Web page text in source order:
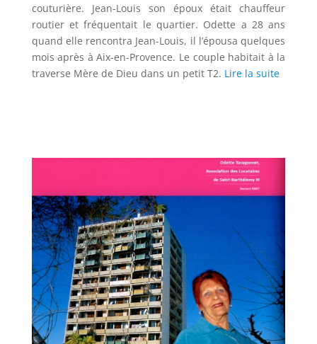
couturière. Jean-Louis son époux était chauffeur
routier et fréquentait le quartier. Odette a 28 ans
quand elle rencontra Jean-Louis, il l’épousa quelques
mois après à Aix-en-Provence. Le couple habitait à la
traverse Mère de Dieu dans un petit T2. Lire la suite